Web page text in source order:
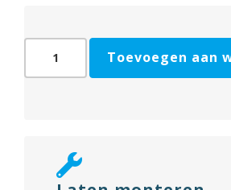
Veiligheids
bijzetslot
4228
Toevoegen aan